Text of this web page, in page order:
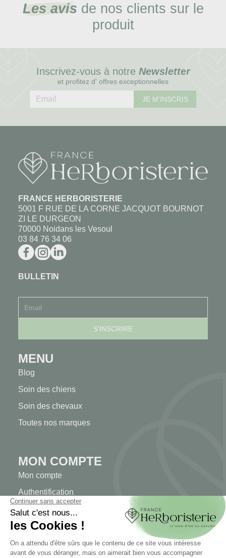
Les avis de nos clients sur le
produit
Inscrivez-vous à notre Newsletter
et profitez d' offres exceptionnelles
JE M'INSCRIS
FRANCE HERBORISTERIE
5001 F RUE DE LA CORNE JACQUOT BOURNOT
ZI LE DURGEON
70000 Noidans les Vesoul
03 84 76 34 06
BULLETIN
MENU
Blog
Soin des chiens
Soin des chevaux
Toutes nos marques
MON COMPTE
Mon compte
Authentification
Suivi de commande
Créer votre compte